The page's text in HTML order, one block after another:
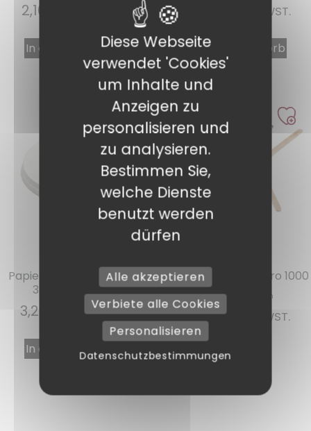
2,10
In den Warenkorb
INKL. MWST.
In den Warenkorb
Papierdeckel für Becher
3712GEB pro 50
3,22 INKL. MWST.
In den Warenkorb
Holzwolle 100 mm pro 1000
1,85€ INKL. MWST.
Weiterlesen
Diese Webseite
verwendet 'Cookies'
um Inhalte und
Anzeigen zu
personalisieren und
zu analysieren.
Bestimmen Sie,
welche Dienste
benutzt werden
dürfen
Alle akzeptieren
Verbiete alle Cookies
Personalisieren
Datenschutzbestimmungen